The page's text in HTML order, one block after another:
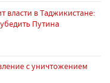
власти в Таджикистане:
Путина
с уничтожением